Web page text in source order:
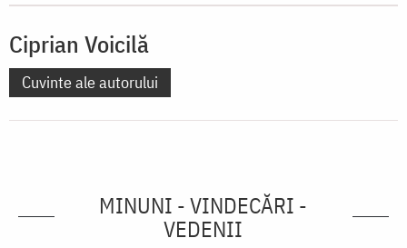
Ciprian Voicilă
Cuvinte ale autorului
MINUNI - VINDECĂRI -
VEDENII